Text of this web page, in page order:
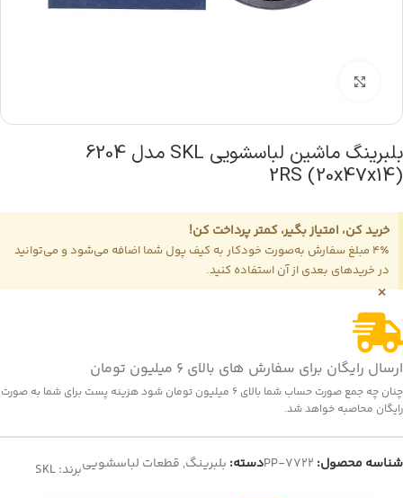
بلبرینگ ماشین لباسشویی SKL مدل 6204
(20x47x14) 2RS
خرید کن، امتیاز بگیر، کمتر پرداخت کن!
4٪ مبلغ سفارش به‌صورت خودکار به کیف پول شما اضافه می‌شود و می‌توانید
در خریدهای بعدی از آن استفاده کنید.
×
ارسال رایگان برای سفارش های بالای 6 میلیون تومان
چنان چه جمع صورت حساب شما بالای 6 میلیون تومان شود هزینه پست برای شما به صورت
رایگان محاصبه خواهد شد.
شناسه محصول: PP-7722دسته: بلبرینگ, قطعات لباسشوییبرند:SKL